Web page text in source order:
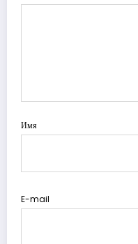
Имя
E-mail